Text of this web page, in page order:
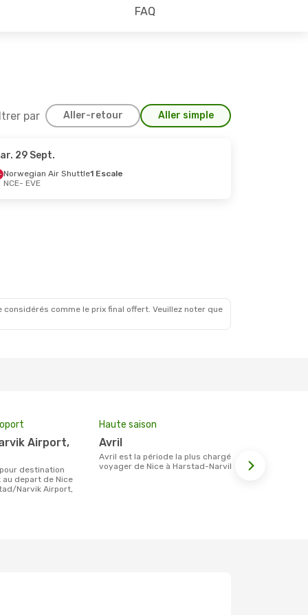
FAQ
par Aller-retour Aller simple
1 Escale
29 Sept.
Norwegian Air Shuttle1 Escale
NCE- EVE
comme le prix final offert. Veuillez noter que
depart de Nice
Narvik Airport,
Haute saison
avril
avril est la période la plus chargée pour
voyager de Nice à Harstad-Narvik.